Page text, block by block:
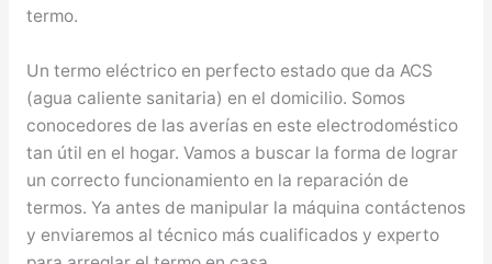
termo.
Un termo eléctrico en perfecto estado que da ACS
(agua caliente sanitaria) en el domicilio. Somos
conocedores de las averías en este electrodoméstico
tan útil en el hogar. Vamos a buscar la forma de lograr
un correcto funcionamiento en la reparación de
termos. Ya antes de manipular la máquina contáctenos
y enviaremos al técnico más cualificados y experto